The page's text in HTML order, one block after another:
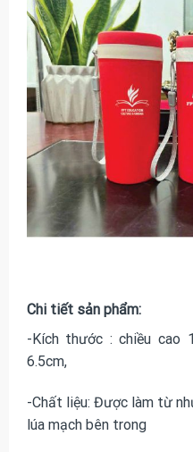
Chi tiết sản phẩm:
-Kích thước : chiều cao
6.5cm,
-Chất liệu: Được làm từ
lúa mạch bên trong